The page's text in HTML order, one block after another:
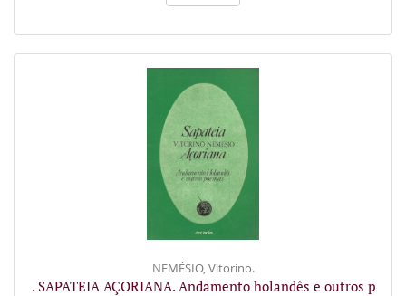
NEMÉSIO, Vitorino.
. SAPATEIA AÇORIANA. Andamento holandês e outros p